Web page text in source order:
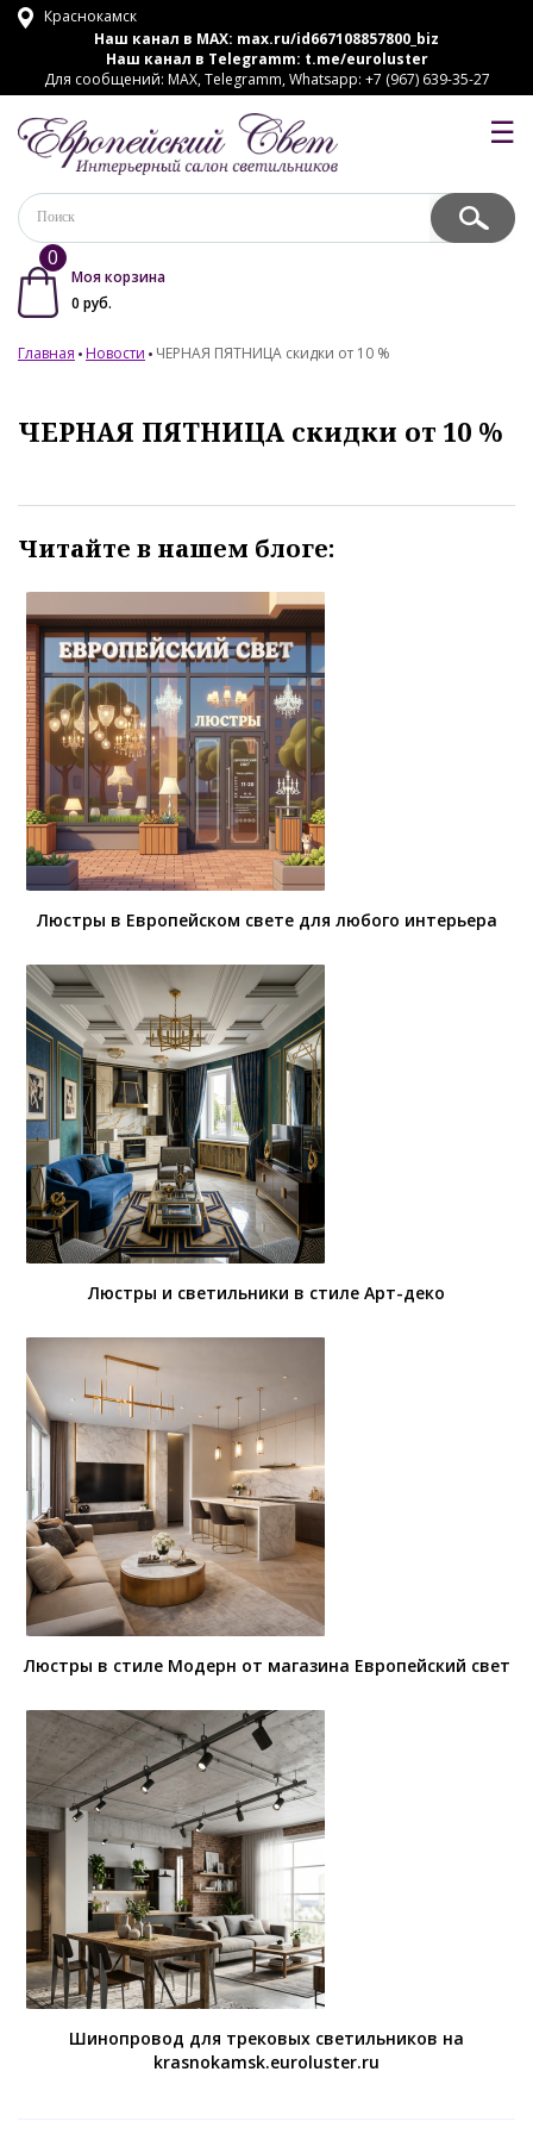
Краснокамск
Наш канал в MAX: max.ru/id667108857800_biz
Наш канал в Telegramm: t.me/euroluster
Для сообщений: MAX, Telegramm, Whatsapp: +7 (967) 639-35-27
☰
0
Моя корзина
0 руб.
Главная Новости ЧЕРНАЯ ПЯТНИЦА скидки от 10 %
ЧЕРНАЯ ПЯТНИЦА скидки от 10 %
Читайте в нашем блоге:
Люстры в Европейском свете для любого интерьера
Люстры и светильники в стиле Арт-деко
Люстры в стиле Модерн от магазина Европейский свет
Шинопровод для трековых светильников на
krasnokamsk.euroluster.ru